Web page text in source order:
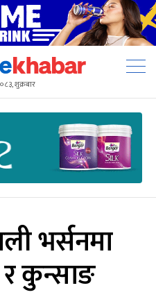
शुक्रबार
भर्सनमा
र कुन्साङ